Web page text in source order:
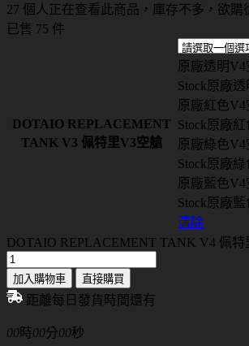
27 個人正在查看此商品，庫存不多，欲購
已售 75 件
DOTAIO REPLACEMENT
TANK V3 佩特里V3空艙
原廠透明
Stock 原廠
原廠紅色
Stock 原廠
原廠綠色
Stock 原廠
原廠藍色
Stock 原廠
清除
DOTAIO REPLACEMENT TANK V4 佩特
加入購物車 直接購買
距離每日發貨時間還有
00時00分00秒